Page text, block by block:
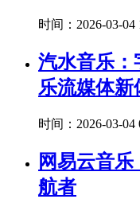
时间：2026-03-04
汽水音乐：
乐流媒体新
时间：2026-03-04
网易云音
航者